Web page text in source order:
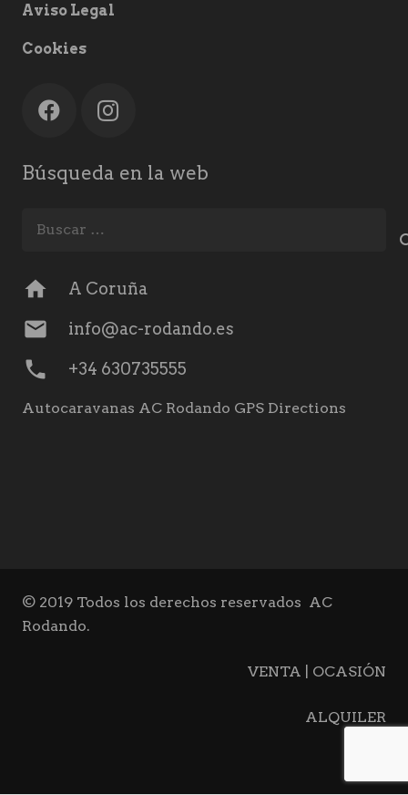
Aviso Legal
Cookies
Búsqueda en la web
home A Coruña
mail info@ac-rodando.es
phone +34 630735555
Autocaravanas AC Rodando GPS Directions
© 2019 Todos los derechos reservados AC
Rodando.
VENTA | OCASIÓN
ALQUILER